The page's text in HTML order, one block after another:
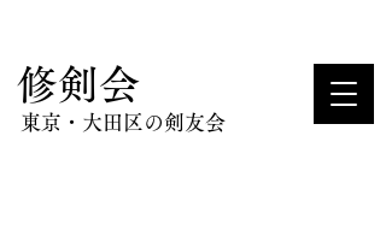
​修剣会
東京・大田区の剣友会